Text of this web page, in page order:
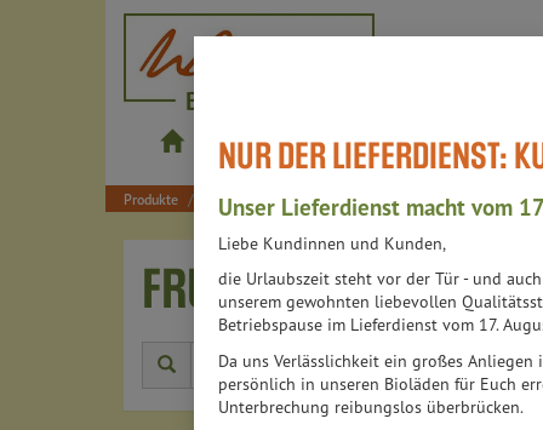
wedde.bio
LieferdienstProdukte Shop Bistros
Produkte Lebensmittel Alles auf`s Brot Fruchtaufstriche
NUR DER LIEFERDIENST:
Unser Lieferdienst macht vom
Liebe Kundinnen und Kunden,
die Urlaubszeit steht vor der Tür - und
unserem gewohnten liebevollen
Betriebspause im Lieferdienst vom 17.
Da uns Verlässlichkeit ein großes
persönlich in unseren Bioläden für Euch
Unterbrechung reibungslos überbrücken.
FRUCHTAUFSTRICHE